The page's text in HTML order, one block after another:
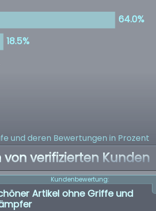
und deren Bewertungen in Prozent
verifizierten Kunden
Kundenbewertung:
Artikel ohne Griffe und